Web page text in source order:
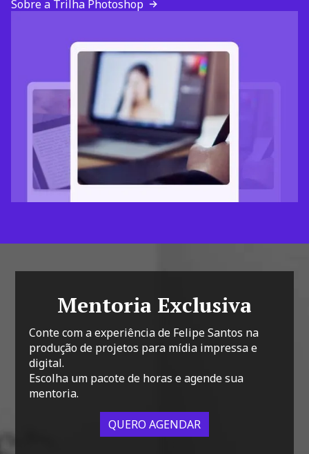
Sobre a Trilha Photoshop
Mentoria Exclusiva
Conte com a experiência de Felipe Santos na
produção de projetos para mídia impressa e
digital.
Escolha um pacote de horas e agende sua
mentoria.
QUERO AGENDAR